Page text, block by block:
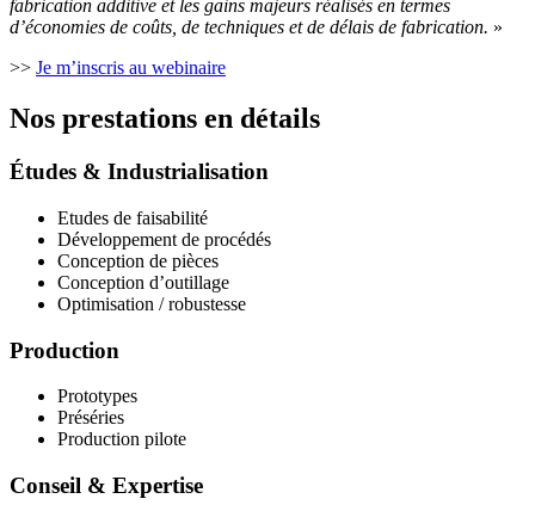
fabrication additive et les gains majeurs réalisés en termes
d’économies de coûts, de techniques et de délais de fabrication. »
>> Je m’inscris au webinaire
Nos prestations en détails
Études & Industrialisation
Etudes de faisabilité
Développement de procédés
Conception de pièces
Conception d’outillage
Optimisation / robustesse
Production
Prototypes
Préséries
Production pilote
Conseil & Expertise